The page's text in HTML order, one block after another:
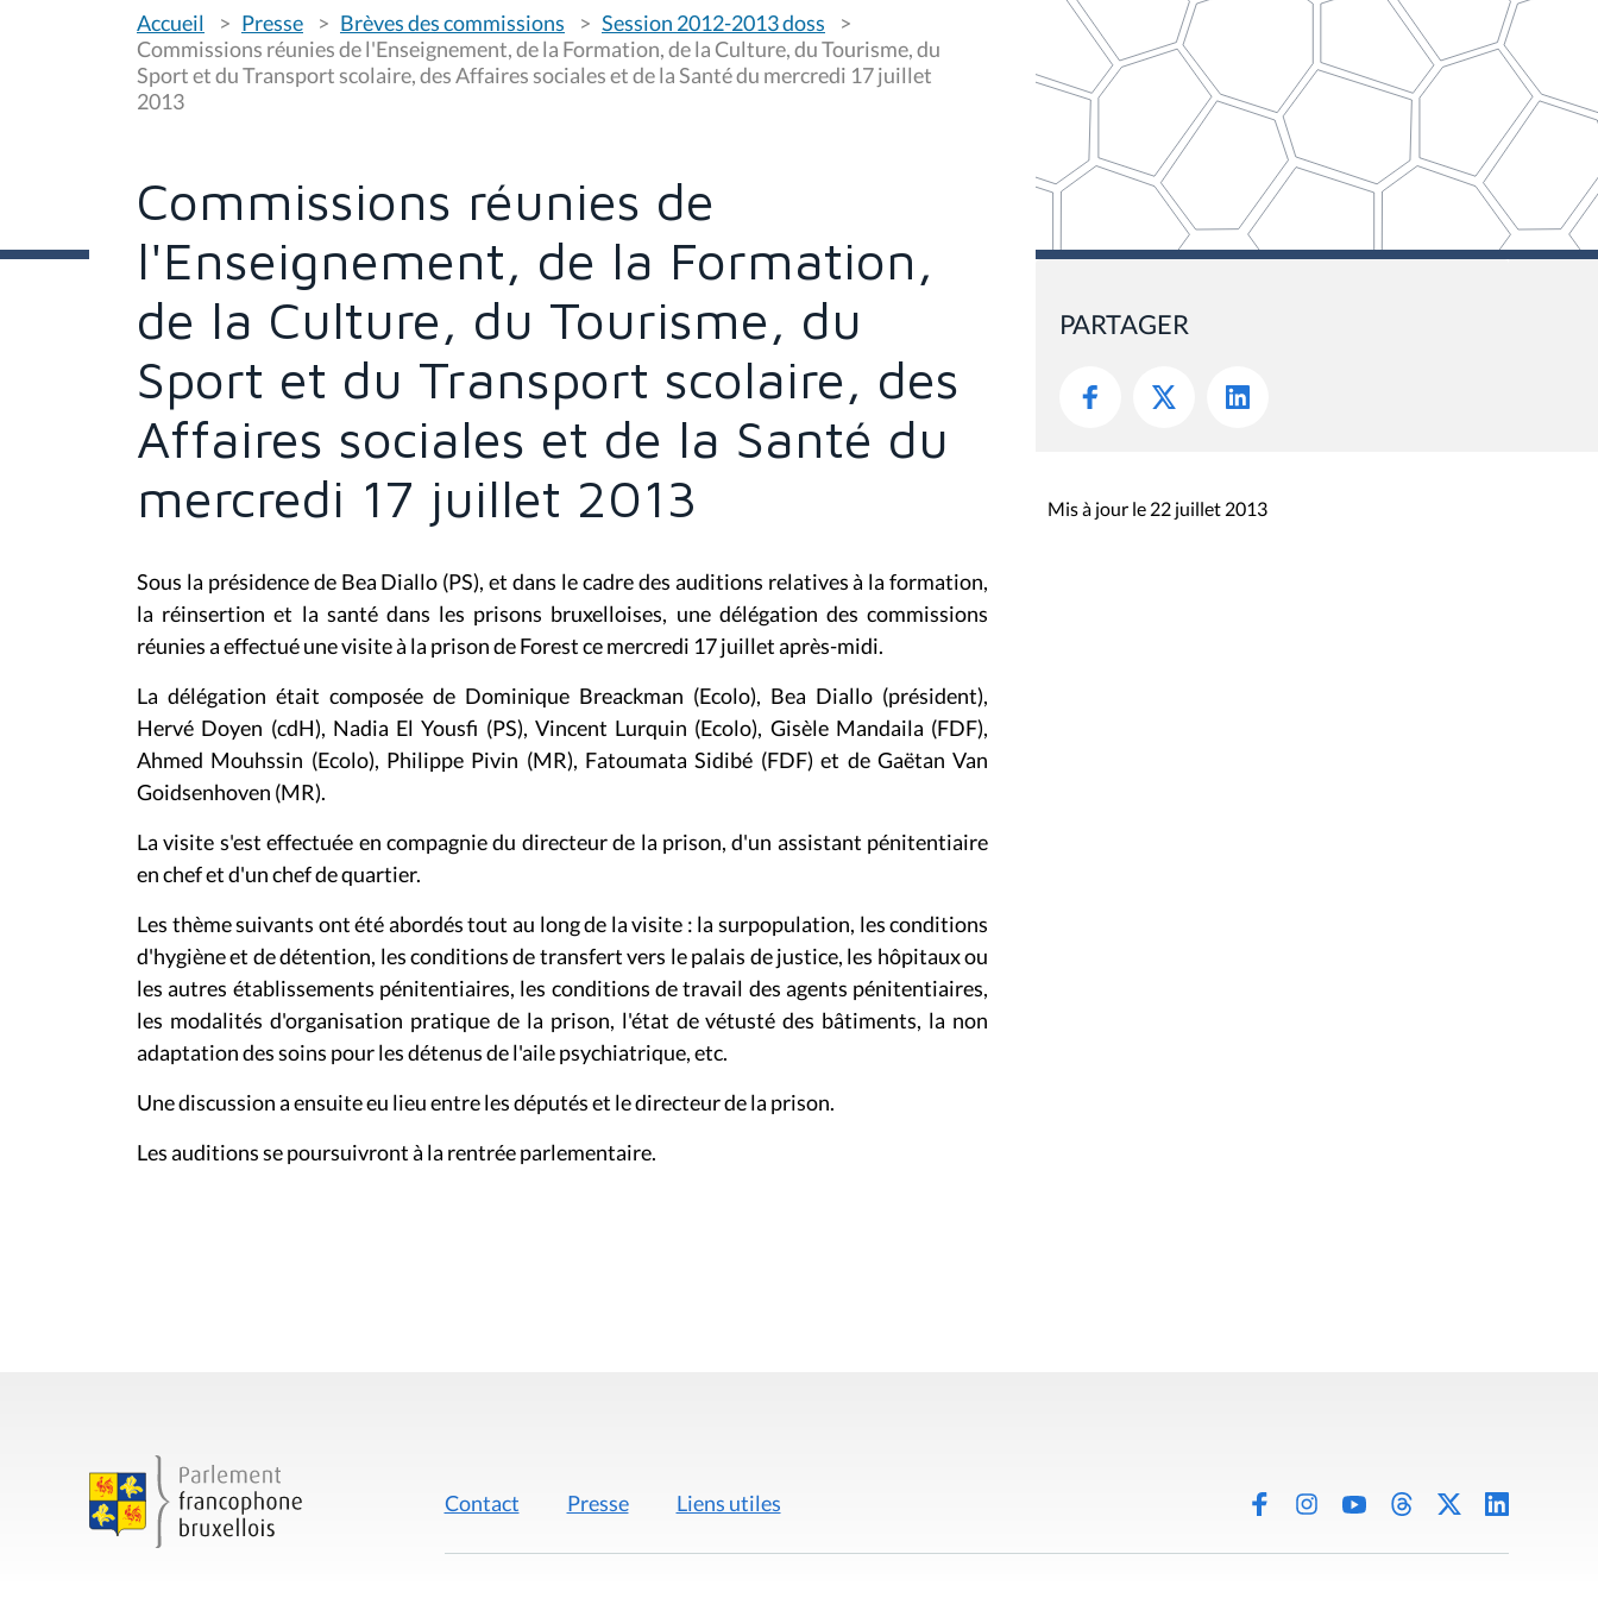
o
u
s
ê
t
i
Accueil Presse Brèves des commissions
Session 2012-2013 doss
Commissions réunies de l'Enseignement, de la Formation, de la Culture, du Tourisme, du
Sport et du Transport scolaire, des Affaires sociales et de la Santé du mercredi 17 juillet
2013
Commissions réunies de
l'Enseignement, de la Formation,
de la Culture, du Tourisme, du
Sport et du Transport scolaire, des
Affaires sociales et de la Santé du
mercredi 17 juillet 2013
Sous la présidence de Bea Diallo (PS), et dans le cadre des auditions relatives à la formation,
la réinsertion et la santé dans les prisons bruxelloises, une délégation des commissions
réunies a effectué une visite à la prison de Forest ce mercredi 17 juillet après-midi.
La délégation était composée de Dominique Breackman (Ecolo), Bea Diallo (président),
Hervé Doyen (cdH), Nadia El Yousfi (PS), Vincent Lurquin (Ecolo), Gisèle Mandaila (FDF),
Ahmed Mouhssin (Ecolo), Philippe Pivin (MR), Fatoumata Sidibé (FDF) et de Gaëtan Van
Goidsenhoven (MR).
La visite s'est effectuée en compagnie du directeur de la prison, d'un assistant pénitentiaire
en chef et d'un chef de quartier.
Les thème suivants ont été abordés tout au long de la visite : la surpopulation, les conditions
d'hygiène et de détention, les conditions de transfert vers le palais de justice, les hôpitaux ou
les autres établissements pénitentiaires, les conditions de travail des agents pénitentiaires,
les modalités d'organisation pratique de la prison, l'état de vétusté des bâtiments, la non
adaptation des soins pour les détenus de l'aile psychiatrique, etc.
Une discussion a ensuite eu lieu entre les députés et le directeur de la prison.
Les auditions se poursuivront à la rentrée parlementaire.
PARTAGER
Mis à jour le 22 juillet 2013
Contact Presse Liens utiles